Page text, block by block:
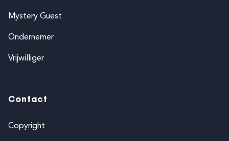
Mystery Guest
Ondernemer
Vrijwilliger
Contact
Copyright